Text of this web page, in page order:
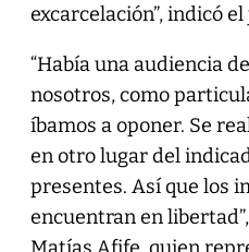
excarcelación”, indicó el
“Había una audiencia
nosotros, como
íbamos a oponer. Se
en otro lugar del
presentes. Así que los
encuentran en
Matías Afife, quien